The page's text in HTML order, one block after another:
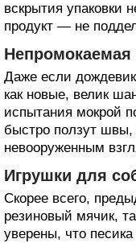
вскрытия упаковки
продукт — не
Даже если
как новые, велик
испытания мокрой
быстро ползут швы,
невооруженным
Игрушки для
Скорее всего,
резиновый мячик,
уверены, что